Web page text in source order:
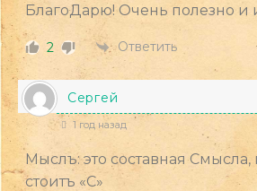
БлагоДарю! Очень полезно и
2 Ответить
Сергей
1 год назад
Мыслъ: это составная Смысла,
стоитъ «С»